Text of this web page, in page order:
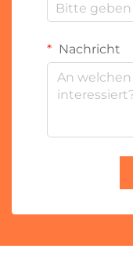
Nachricht